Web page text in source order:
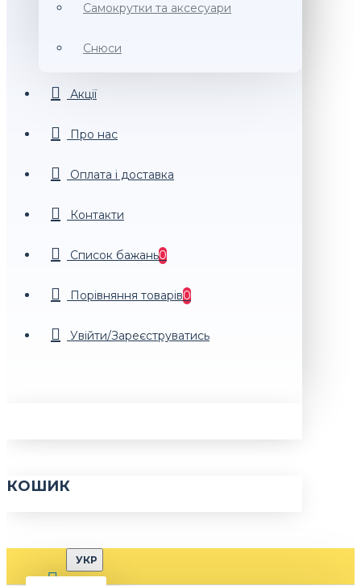
Самокрутки та аксесуари
Снюси
Акції
Про нас
Оплата і доставка
Контакти
Список бажань0
Порiвняння товарiв0
Увійти/Зареєструватись
КОШИК
УКР